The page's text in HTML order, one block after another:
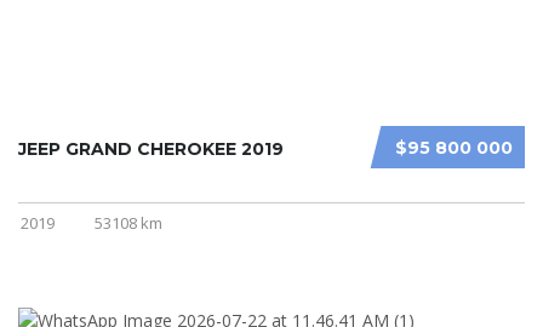
$95 800 000
JEEP GRAND CHEROKEE 2019
2019 53108 km